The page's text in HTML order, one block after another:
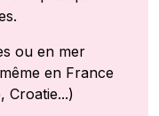
ou en mer
en France
Croatie...)